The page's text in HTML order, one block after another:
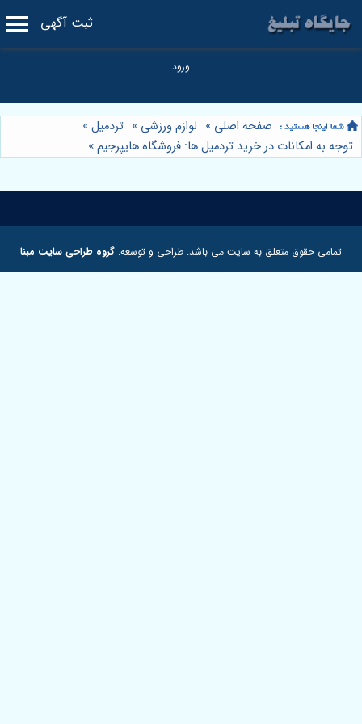
ثبت آگهی
صفحه اصلی » لوازم ورزشی » تردمیل»
توجه به امکانات در خرید تردمیل‌ ها: فروشگاه هایپرجیم»
تمامی حقوق متعلق به سایت می باشد. طراحی و توسعه: گروه طراحی سایت مبنا